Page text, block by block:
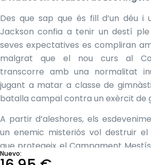
Des que sap que és fill d’un déu i
Jackson confia a tenir un destí ple
seves expectatives es compliran
malgrat que el nou curs al
transcorre amb una normalitat
jugant a matar a classe de
batalla campal contra un exèrcit de
A partir d’aleshores, els
un enemic misteriós vol destruir
que protegeix el Campament
protecció que garanteix la
Nuevo: